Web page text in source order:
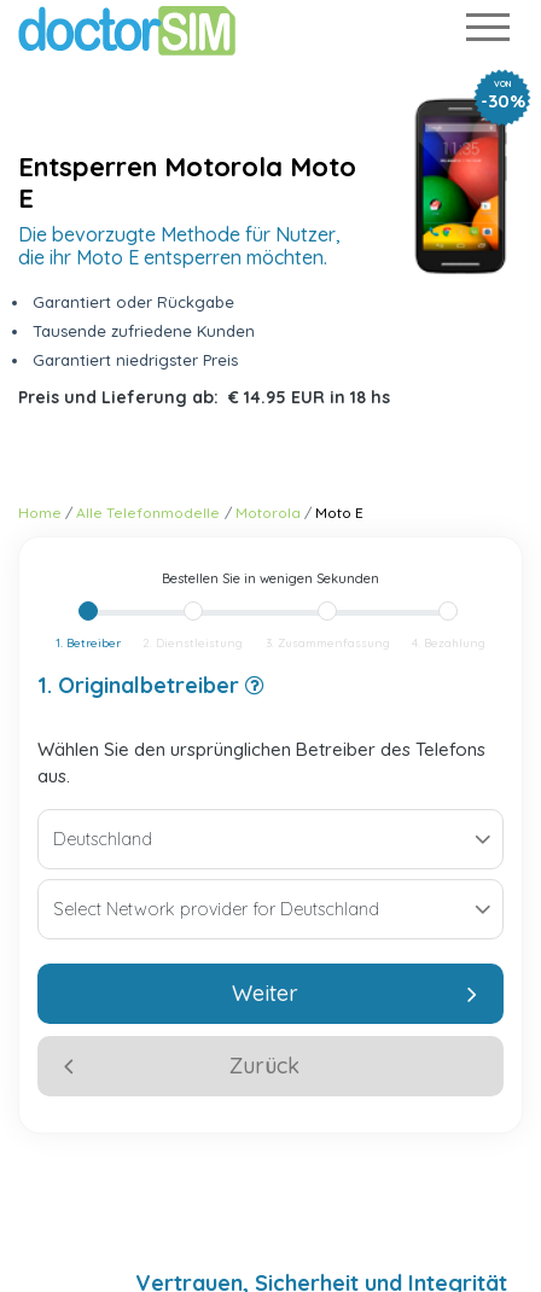
VON
-30%
Entsperren Motorola Moto
E
Die bevorzugte Methode für Nutzer,
die ihr Moto E entsperren möchten.
Garantiert oder Rückgabe
Tausende zufriedene Kunden
Garantiert niedrigster Preis
Preis und Lieferung ab: € 14.95 EUR in 18 hs
Home Alle Telefonmodelle Motorola Moto E
Bestellen Sie in wenigen Sekunden
1. Betreiber 2. Dienstleistung 3. Zusammenfassung 4. Bezahlung
1. Originalbetreiber
Wählen Sie den ursprünglichen Betreiber des Telefons
aus.
Zurück
Weiter
Vertrauen, Sicherheit und Integrität